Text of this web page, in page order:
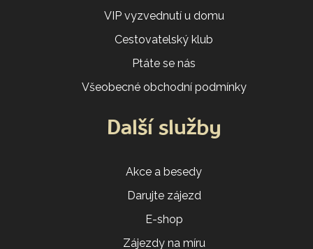
VIP vyzvednutí u domu
Cestovatelský klub
Ptáte se nás
Všeobecné obchodní podmínky
Další služby
Akce a besedy
Darujte zájezd
E-shop
Zájezdy na míru